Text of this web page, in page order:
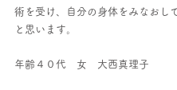
術を受け、自分の身体をみなおし
と思います。
年齢４０代　女　大西真理子